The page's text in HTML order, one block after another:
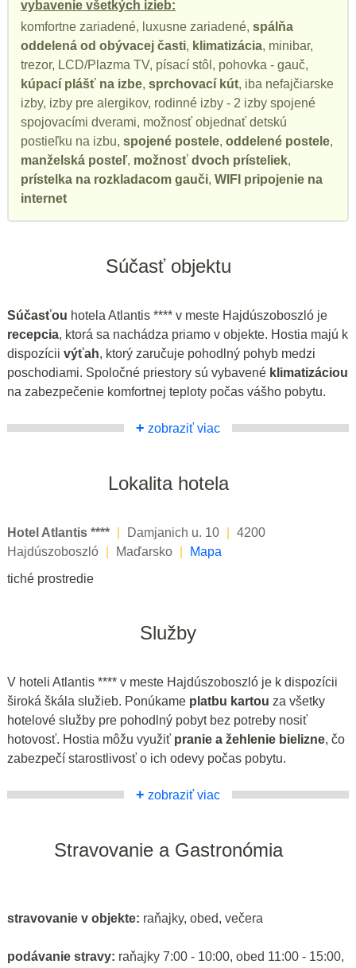
vybavenie všetkých izieb:
komfortne zariadené, luxusne zariadené, spálňa
oddelená od obývacej časti, klimatizácia, minibar,
trezor, LCD/Plazma TV, písací stôl, pohovka - gauč,
kúpací plášť na izbe, sprchovací kút, iba nefajčiarske
izby, izby pre alergikov, rodinné izby - 2 izby spojené
spojovacími dverami, možnosť objednať detskú
postieľku na izbu, spojené postele, oddelené postele,
manželská posteľ, možnosť dvoch prísteliek,
prístelka na rozkladacom gauči, WIFI pripojenie na
internet
Súčasť objektu
Súčasťou hotela Atlantis **** v meste Hajdúszoboszló je
recepcia, ktorá sa nachádza priamo v objekte. Hostia majú k
dispozícii výťah, ktorý zaručuje pohodlný pohyb medzi
poschodiami. Spoločné priestory sú vybavené klimatizáciou
na zabezpečenie komfortnej teploty počas vášho pobytu.
+ zobraziť viac
Lokalita hotela
Hotel Atlantis **** Damjanich u. 10
4200
Hajdúszoboszló
Maďarsko
Mapa
tiché prostredie
Služby
V hoteli Atlantis **** v meste Hajdúszoboszló je k dispozícii
široká škála služieb. Ponúkame platbu kartou za všetky
hotelové služby pre pohodlný pobyt bez potreby nosiť
hotovosť. Hostia môžu využiť pranie a žehlenie bielizne, čo
zabezpečí starostlivosť o ich odevy počas pobytu.
+ zobraziť viac
Stravovanie a Gastronómia
stravovanie v objekte: raňajky, obed, večera
podávanie stravy: raňajky 7:00 - 10:00, obed 11:00 - 15:00,